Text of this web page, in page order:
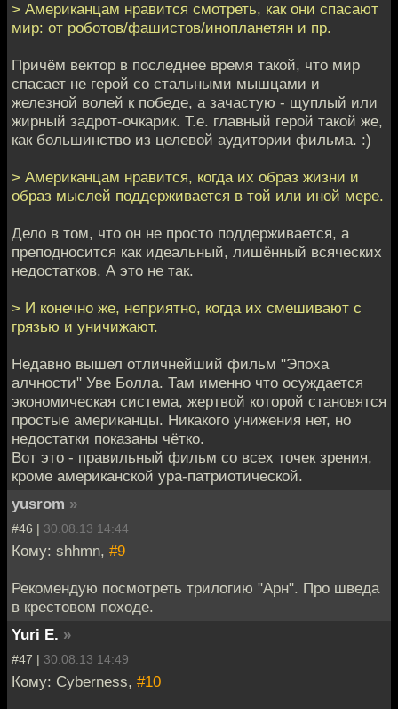
> Американцам нравится смотреть, как они спасают
мир: от роботов/фашистов/инопланетян и пр.
Причём вектор в последнее время такой, что мир
спасает не герой со стальными мышцами и
железной волей к победе, а зачастую - щуплый или
жирный задрот-очкарик. Т.е. главный герой такой же,
как большинство из целевой аудитории фильма. :)
> Американцам нравится, когда их образ жизни и
образ мыслей поддерживается в той или иной мере.
Дело в том, что он не просто поддерживается, а
преподносится как идеальный, лишённый всяческих
недостатков. А это не так.
> И конечно же, неприятно, когда их смешивают с
грязью и уничижают.
Недавно вышел отличнейший фильм "Эпоха
алчности" Уве Болла. Там именно что осуждается
экономическая система, жертвой которой становятся
простые американцы. Никакого унижения нет, но
недостатки показаны чётко.
Вот это - правильный фильм со всех точек зрения,
кроме американской ура-патриотической.
yusrom »
#46 | 30.08.13 14:44
Кому: shhmn, #9
Рекомендую посмотреть трилогию "Арн". Про шведа
в крестовом походе.
Yuri E. »
#47 | 30.08.13 14:49
Кому: Cyberness, #10